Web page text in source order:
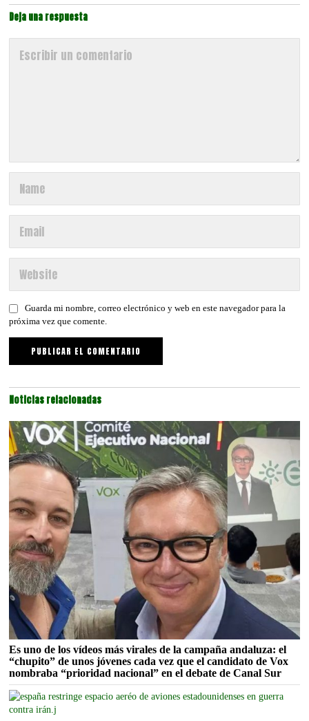
Deja una respuesta
Guarda mi nombre, correo electrónico y web en este navegador para la
próxima vez que comente.
Noticias relacionadas
Es uno de los vídeos más virales de la campaña andaluza: el
“chupito” de unos jóvenes cada vez que el candidato de Vox
nombraba “prioridad nacional” en el debate de Canal Sur